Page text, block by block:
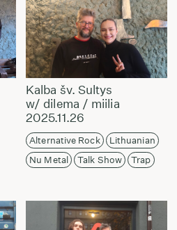
Kalba šv. Sultys
w/ dilema / miilia
2025.11.26
Alternative Rock
Lithuanian
Nu Metal
Talk Show Trap